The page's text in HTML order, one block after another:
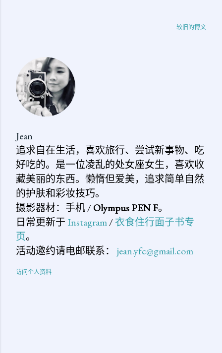
较旧的博文
Jean
追求自在生活，喜欢旅行、尝试新事物、吃
好吃的。是一位凌乱的处女座女生，喜欢收
藏美丽的东西。懒惰但爱美，追求简单自然
的护肤和彩妆技巧。
摄影器材：手机 /Olympus PEN F。
日常更新于 Instagram/衣食住行面子书专
页。
活动邀约请电邮联系： jean.yfc@gmail.com
访问个人资料